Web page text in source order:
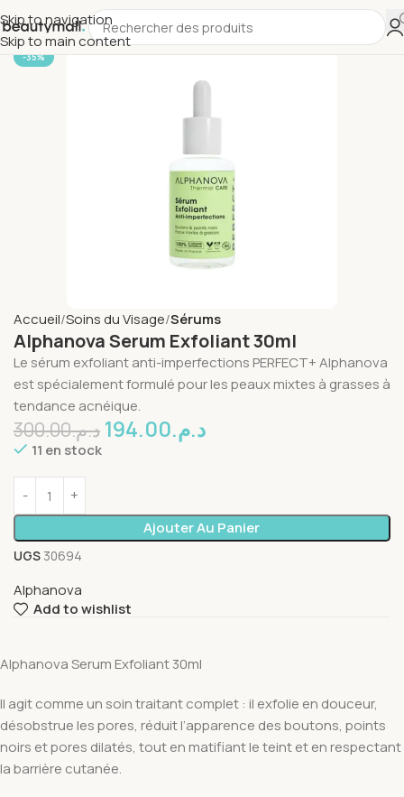
Skip to navigation
Skip to main content
-35%
Accueil Soins du Visage Sérums
Alphanova Serum Exfoliant 30ml
Le sérum exfoliant anti-imperfections PERFECT+ Alphanova
est spécialement formulé pour les peaux mixtes à grasses à
tendance acnéique.
د.م.300.00 د.م.194.00
11 en stock
Ajouter Au Panier
UGS 30694
Alphanova
Add to wishlist
Alphanova Serum Exfoliant 30ml
Il agit comme un soin traitant complet : il exfolie en douceur,
désobstrue les pores, réduit l’apparence des boutons, points
noirs et pores dilatés, tout en matifiant le teint et en respectant
la barrière cutanée.